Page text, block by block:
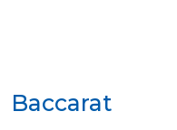
Baccarat